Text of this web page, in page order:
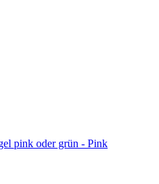
pink oder grün - Pink